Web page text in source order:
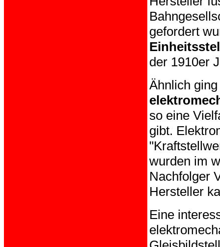
gefordert
der 1910er
Ähnlich
so eine
gibt.
wurden im
Nachfolger
Hersteller
Eine